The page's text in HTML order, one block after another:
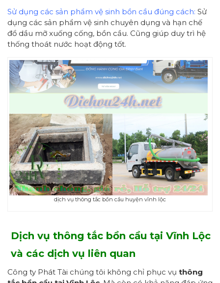
Sử dụng các sản phẩm vệ sinh bồn cầu đúng cách: Sử
dụng các sản phẩm vệ sinh chuyên dụng và hạn chế
đổ dầu mỡ xuống cống, bồn cầu. Cũng giúp duy trì hệ
thống thoát nước hoạt động tốt.
dịch vụ thông tắc bồn cầu huyện vĩnh lộc
Dịch vụ thông tắc bồn cầu tại Vĩnh Lộc
và các dịch vụ liên quan
Công ty Phát Tài chúng tôi không chỉ phục vụ thông